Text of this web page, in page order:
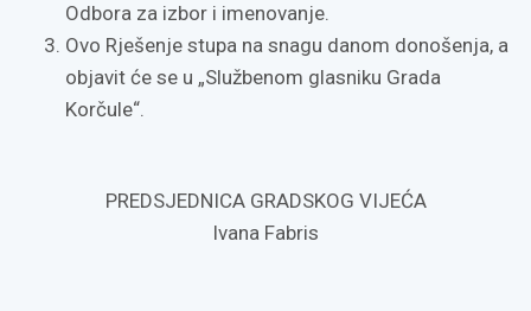
Odbora za izbor i imenovanje.
Ovo Rješenje stupa na snagu danom donošenja, a
objavit će se u „Službenom glasniku Grada
Korčule“.
PREDSJEDNICA GRADSKOG VIJEĆA
Ivana Fabris